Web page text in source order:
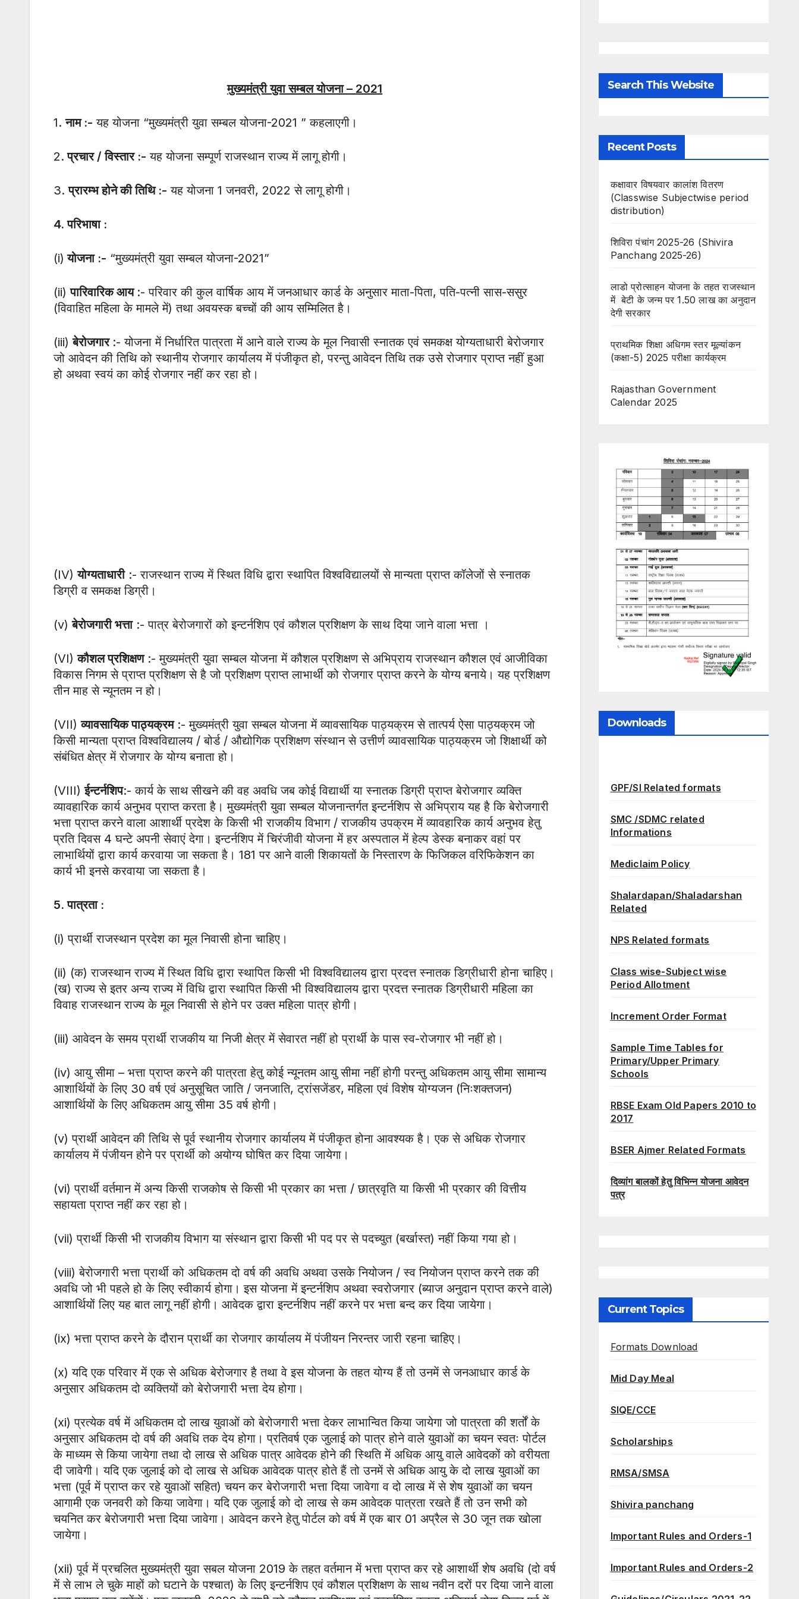
मुख्यमंत्री युवा सम्बल योजना – 2021
1.नाम :- यह योजना “मुख्यमंत्री युवा सम्बल योजना-2021 ” कहलाएगी।
2. प्रचार / विस्तार :- यह योजना सम्पूर्ण राजस्थान राज्य में लागू होगी।
3.प्रारम्भ होने की तिथि :- यह योजना 1 जनवरी, 2022 से लागू होगी।
4.परिभाषा :
(i) योजना :- “मुख्यमंत्री युवा सम्बल योजना-2021”
(ii)पारिवारिक आय :- परिवार की कुल वार्षिक आय में जनआधार कार्ड के अनुसार माता-पिता, पति-पत्नी सास-ससुर
(विवाहित महिला के मामले में) तथा अवयस्क बच्चों की आय सम्मिलित है।
(iii)बेरोजगार :- योजना में निर्धारित पात्रता में आने वाले राज्य के मूल निवासी स्नातक एवं समकक्ष योग्यताधारी बेरोजगार
जो आवेदन की तिथि को स्थानीय रोजगार कार्यालय में पंजीकृत हो, परन्तु आवेदन तिथि तक उसे रोजगार प्राप्त नहीं हुआ
हो अथवा स्वयं का कोई रोजगार नहीं कर रहा हो।
(IV)योग्यताधारी:- राजस्थान राज्य में स्थित विधि द्वारा स्थापित विश्वविद्यालयों से मान्यता प्राप्त कॉलेजों से स्नातक
डिग्री व समकक्ष डिग्री।
(v)बेरोजगारी भत्ता:- पात्र बेरोजगारों को इन्टर्नशिप एवं कौशल प्रशिक्षण के साथ दिया जाने वाला भत्ता ।
(VI)कौशल प्रशिक्षण:- मुख्यमंत्री युवा सम्बल योजना में कौशल प्रशिक्षण से अभिप्राय राजस्थान कौशल एवं आजीविका
विकास निगम से प्राप्त प्रशिक्षण से है जो प्रशिक्षण प्राप्त लाभार्थी को रोजगार प्राप्त करने के योग्य बनाये। यह प्रशिक्षण
तीन माह से न्यूनतम न हो।
(VII)व्यावसायिक पाठ्यक्रम:- मुख्यमंत्री युवा सम्बल योजना में व्यावसायिक पाठ्यक्रम से तात्पर्य ऐसा पाठ्यक्रम जो
किसी मान्यता प्राप्त विश्वविद्यालय / बोर्ड / औद्योगिक प्रशिक्षण संस्थान से उत्तीर्ण व्यावसायिक पाठ्यक्रम जो शिक्षार्थी को
संबंधित क्षेत्र में रोजगार के योग्य बनाता हो।
(VIII)ईन्टर्नशिप:- कार्य के साथ सीखने की वह अवधि जब कोई विद्यार्थी या स्नातक डिग्री प्राप्त बेरोजगार व्यक्ति
व्यावहारिक कार्य अनुभव प्राप्त करता है। मुख्यमंत्री युवा सम्बल योजनान्तर्गत इन्टर्नशिप से अभिप्राय यह है कि बेरोजगारी
भत्ता प्राप्त करने वाला आशार्थी प्रदेश के किसी भी राजकीय विभाग / राजकीय उपक्रम में व्यावहारिक कार्य अनुभव हेतु
प्रति दिवस 4 घन्टे अपनी सेवाएं देगा। इन्टर्नशिप में चिरंजीवी योजना में हर अस्पताल में हेल्प डेस्क बनाकर वहां पर
लाभार्थियों द्वारा कार्य करवाया जा सकता है। 181 पर आने वाली शिकायतों के निस्तारण के फिजिकल वरिफिकेशन का
कार्य भी इनसे करवाया जा सकता है।
5.पात्रता :
(i) प्रार्थी राजस्थान प्रदेश का मूल निवासी होना चाहिए।
(ii) (क) राजस्थान राज्य में स्थित विधि द्वारा स्थापित किसी भी विश्वविद्यालय द्वारा प्रदत्त स्नातक डिग्रीधारी होना चाहिए।
(ख) राज्य से इतर अन्य राज्य में विधि द्वारा स्थापित किसी भी विश्वविद्यालय द्वारा प्रदत्त स्नातक डिग्रीधारी महिला का
विवाह राजस्थान राज्य के मूल निवासी से होने पर उक्त महिला पात्र होगी।
(iii) आवेदन के समय प्रार्थी राजकीय या निजी क्षेत्र में सेवारत नहीं हो प्रार्थी के पास स्व-रोजगार भी नहीं हो।
(iv) आयु सीमा – भत्ता प्राप्त करने की पात्रता हेतु कोई न्यूनतम आयु सीमा नहीं होगी परन्तु अधिकतम आयु सीमा सामान्य
आशार्थियों के लिए 30 वर्ष एवं अनुसूचित जाति / जनजाति, ट्रांसजेंडर, महिला एवं विशेष योग्यजन (निःशक्तजन)
आशार्थियों के लिए अधिकतम आयु सीमा 35 वर्ष होगी।
(v) प्रार्थी आवेदन की तिथि से पूर्व स्थानीय रोजगार कार्यालय में पंजीकृत होना आवश्यक है। एक से अधिक रोजगार
कार्यालय में पंजीयन होने पर प्रार्थी को अयोग्य घोषित कर दिया जायेगा।
(vi) प्रार्थी वर्तमान में अन्य किसी राजकोष से किसी भी प्रकार का भत्ता / छात्रवृति या किसी भी प्रकार की वित्तीय
सहायता प्राप्त नहीं कर रहा हो।
(vii) प्रार्थी किसी भी राजकीय विभाग या संस्थान द्वारा किसी भी पद पर से पदच्युत (बर्खास्त) नहीं किया गया हो।
(viii) बेरोजगारी भत्ता प्रार्थी को अधिकतम दो वर्ष की अवधि अथवा उसके नियोजन / स्व नियोजन प्राप्त करने तक की
अवधि जो भी पहले हो के लिए स्वीकार्य होगा। इस योजना में इन्टर्नशिप अथवा स्वरोजगार (ब्याज अनुदान प्राप्त करने वाले)
आशार्थियों लिए यह बात लागू नहीं होगी। आवेदक द्वारा इन्टर्नशिप नहीं करने पर भत्ता बन्द कर दिया जायेगा।
(ix) भत्ता प्राप्त करने के दौरान प्रार्थी का रोजगार कार्यालय में पंजीयन निरन्तर जारी रहना चाहिए।
(x) यदि एक परिवार में एक से अधिक बेरोजगार है तथा वे इस योजना के तहत योग्य हैं तो उनमें से जनआधार कार्ड के
अनुसार अधिकतम दो व्यक्तियों को बेरोजगारी भत्ता देय होगा।
(xi) प्रत्येक वर्ष में अधिकतम दो लाख युवाओं को बेरोजगारी भत्ता देकर लाभान्वित किया जायेगा जो पात्रता की शर्तों के
अनुसार अधिकतम दो वर्ष की अवधि तक देय होगा। प्रतिवर्ष एक जुलाई को पात्र होने वाले युवाओं का चयन स्वतः पोर्टल
के माध्यम से किया जायेगा तथा दो लाख से अधिक पात्र आवेदक होने की स्थिति में अधिक आयु वाले आवेदकों को वरीयता
दी जावेगी। यदि एक जुलाई को दो लाख से अधिक आवेदक पात्र होते हैं तो उनमें से अधिक आयु के दो लाख युवाओं का
भत्ता (पूर्व में प्राप्त कर रहे युवाओं सहित) चयन कर बेरोजगारी भत्ता दिया जावेगा व दो लाख में से शेष युवाओं का चयन
आगामी एक जनवरी को किया जावेगा। यदि एक जुलाई को दो लाख से कम आवेदक पात्रता रखते हैं तो उन सभी को
चयनित कर बेरोजगारी भत्ता दिया जावेगा। आवेदन करने हेतु पोर्टल को वर्ष में एक बार 01 अप्रैल से 30 जून तक खोला
जायेगा।
(xii) पूर्व में प्रचलित मुख्यमंत्री युवा सबल योजना 2019 के तहत वर्तमान में भत्ता प्राप्त कर रहे आशार्थी शेष अवधि (दो वर्ष
में से लाभ ले चुके माहों को घटाने के पश्चात) के लिए इन्टर्नशिप एवं कौशल प्रशिक्षण के साथ नवीन दरों पर दिया जाने वाला
Search This Website
Recent Posts
कक्षावार विषयवार कालांश वितरण
(Classwise Subjectwise period
distribution)
शिविरा पंचांग 2025-26 (Shivira
Panchang 2025-26)
लाडो प्रोत्साहन योजना के तहत राजस्थान
में बेटी के जन्म पर 1.50 लाख का अनुदान
देगी सरकार
प्राथमिक शिक्षा अधिगम स्तर मूल्यांकन
(कक्षा-5) 2025 परीक्षा कार्यक्रम
Rajasthan Government
Calendar 2025
Downloads
GPF/SI Related formats
SMC /SDMC related
Informations
Mediclaim Policy
Shalardapan/Shaladarshan
Related
NPS Related formats
Class wise-Subject wise
Period Allotment
Increment Order Format
Sample Time Tables for
Primary/Upper Primary
Schools
RBSE Exam Old Papers 2010 to
2017
BSER Ajmer Related Formats
दिव्यांग बालकों हेतु विभिन्न योजना आवेदन
पत्र
Current Topics
Formats Download
Mid Day Meal
SIQE/CCE
Scholarships
RMSA/SMSA
Shivira panchang
Important Rules and Orders-1
Important Rules and Orders-2